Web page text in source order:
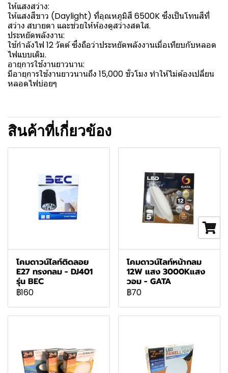
ให้แสงสว่าง:
ให้แสงสีขาว (Daylight) ที่อุณหภูมิสี 6500K ซึ่งเป็นโทนสีที่
สว่าง สบายตา และช่วยให้ห้องดูสว่างสดใส.
ประหยัดพลังงาน:
ใช้กำลังไฟ 12 วัตต์ ซึ่งถือว่าประหยัดพลังงานเมื่อเทียบกับหลอด
ไฟแบบเดิม.
อายุการใช้งานยาวนาน:
มีอายุการใช้งานยาวนานถึง 15,000 ชั่วโมง ทำให้ไม่ต้องเปลี่ยน
หลอดไฟบ่อยๆ
สินค้าที่เกี่ยวข้อง
โคมดาวน์ไลท์ติดลอย
E27 ทรงกลม - DJ401
รุ่น BEC
฿160
โคมดาวน์ไลท์หน้ากลม
12W แสง 3000Kแสง
วอม - GATA
฿70